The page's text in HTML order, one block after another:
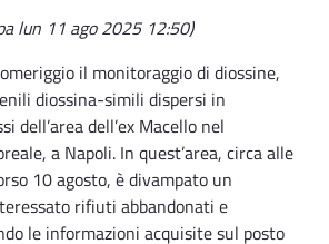
lun 11 ago 2025 12:50)
il monitoraggio di diossine,
diossina-simili dispersi in
dell’area dell’ex Macello nel
a Napoli. In quest’area, circa alle
10 agosto, è divampato un
rifiuti abbandonati e
le informazioni acquisite sul posto